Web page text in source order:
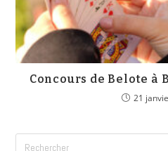
Concours de Belote à
21